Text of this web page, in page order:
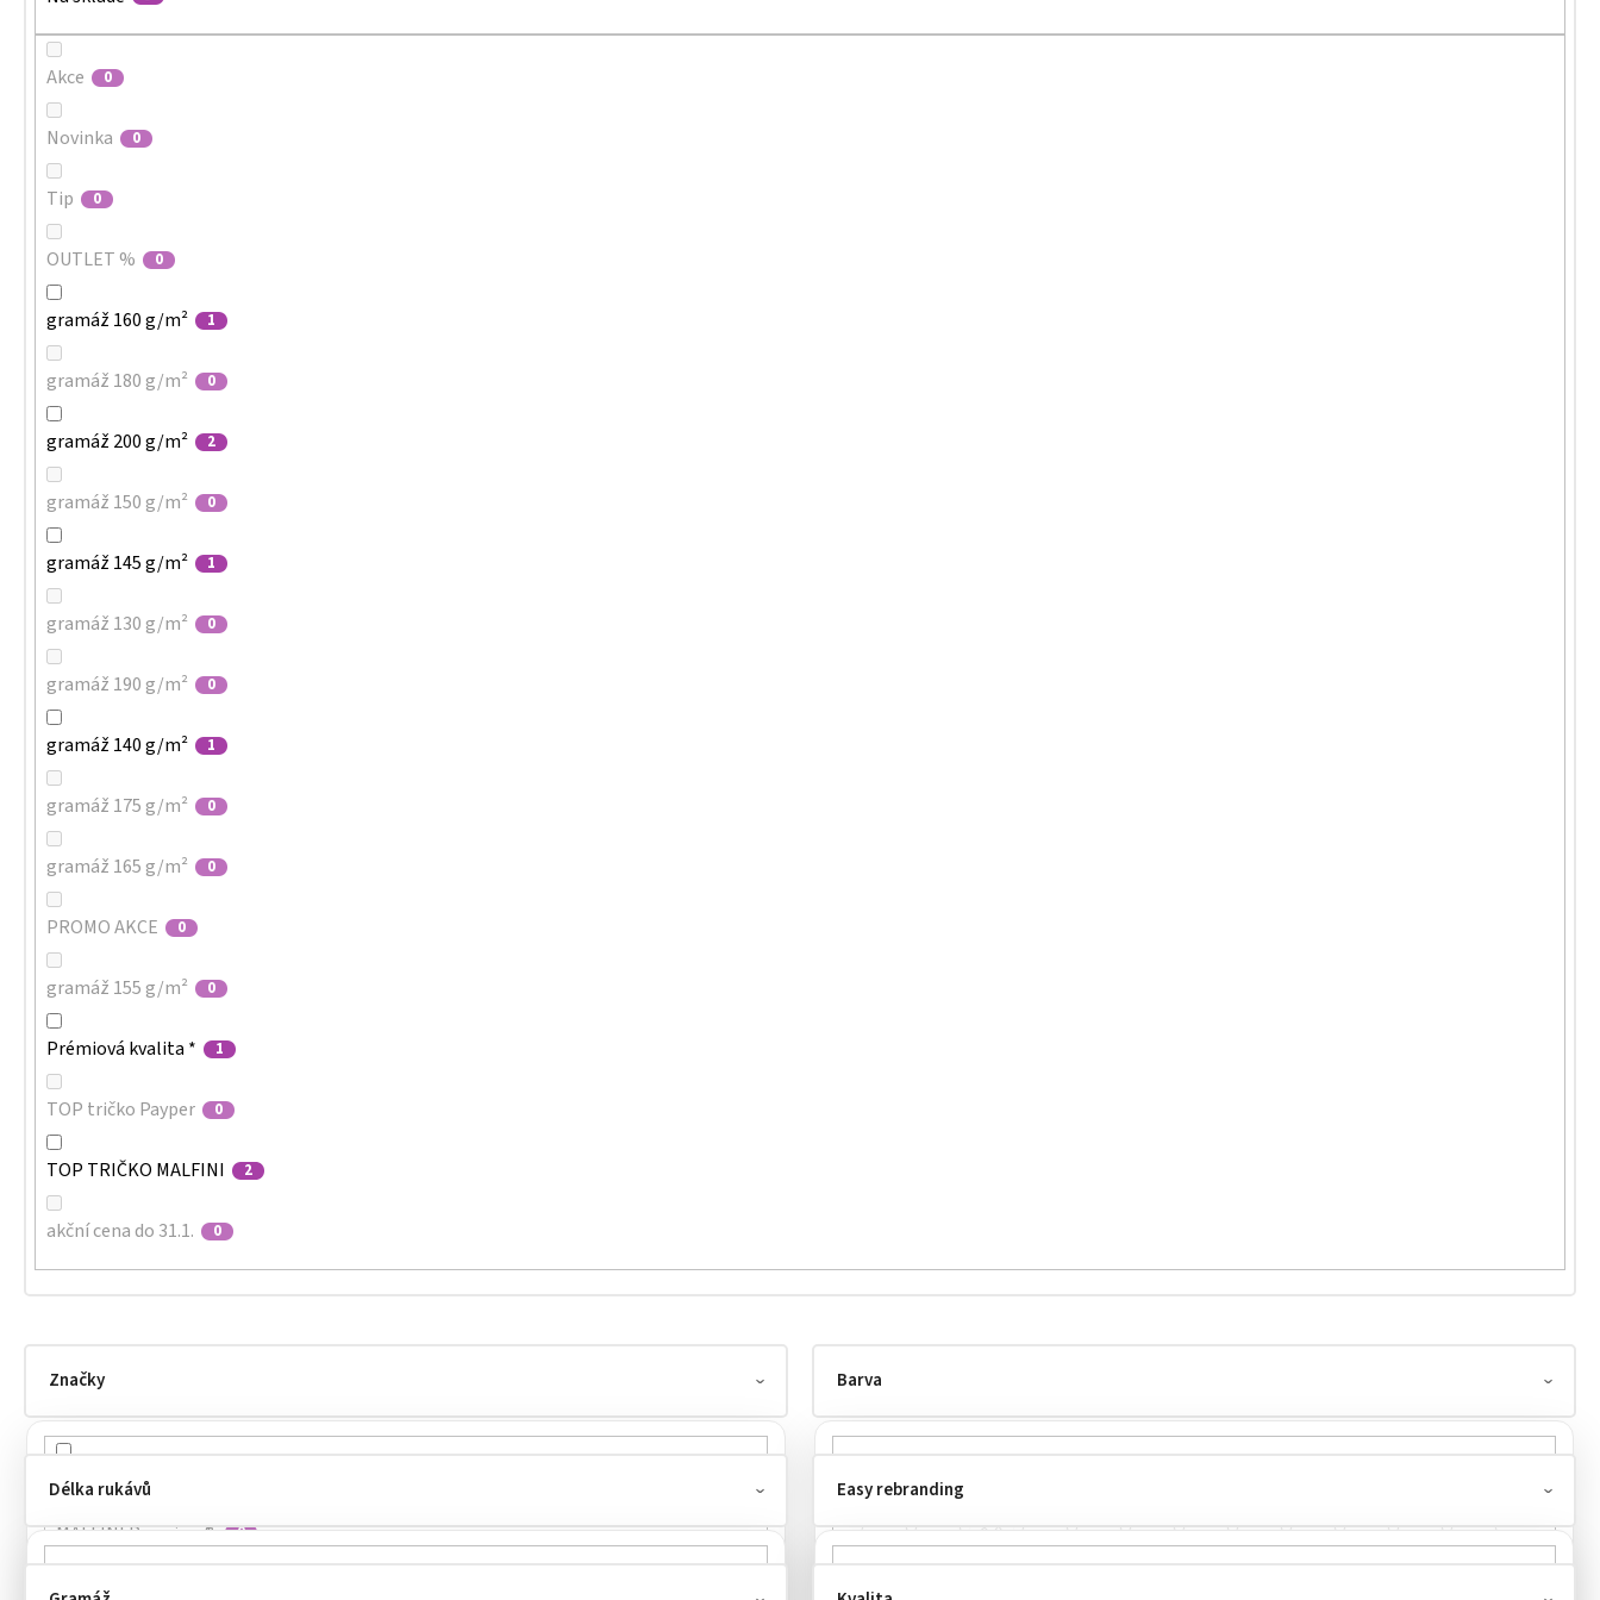
Akce 0
Novinka 0
Tip 0
OUTLET % 0
gramáž 160 g/m² 1
gramáž 180 g/m² 0
gramáž 200 g/m² 2
gramáž 150 g/m² 0
gramáž 145 g/m² 1
gramáž 130 g/m² 0
gramáž 190 g/m² 0
gramáž 140 g/m² 1
gramáž 175 g/m² 0
gramáž 165 g/m² 0
PROMO AKCE 0
gramáž 155 g/m² 0
Prémiová kvalita * 1
TOP tričko Payper 0
TOP TRIČKO MALFINI 2
akční cena do 31.1. 0
Značky
MALFINI 4
MALFINI Premium® 0
MALFINI®
Barva
Délka rukávů Easy rebranding